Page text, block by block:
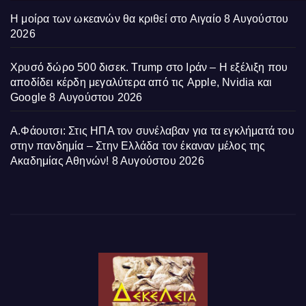
Η μοίρα των ωκεανών θα κριθεί στο Αιγαίο 8 Αυγούστου
2026
Χρυσό δώρο 500 δισεκ. Trump στο Ιράν – Η εξέλιξη που
αποδίδει κέρδη μεγαλύτερα από τις Apple, Nvidia και
Google 8 Αυγούστου 2026
Α.Φάουτσι: Στις ΗΠΑ τον συνέλαβαν για τα εγκλήματά του
στην πανδημία – Στην Ελλάδα τον έκαναν μέλος της
Ακαδημίας Αθηνών! 8 Αυγούστου 2026